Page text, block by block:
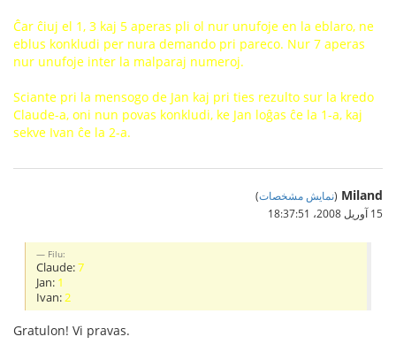
Ĉar ĉiuj el 1, 3 kaj 5 aperas pli ol nur unufoje en la eblaro, ne
eblus konkludi per nura demando pri pareco. Nur 7 aperas
nur unufoje inter la malparaj numeroj.
Sciante pri la mensogo de Jan kaj pri ties rezulto sur la kredo
Claude-a, oni nun povas konkludi, ke Jan loĝas ĉe la 1-a, kaj
sekve Ivan ĉe la 2-a.
Miland
(نمایش مشخصات)
15 آوریل 2008،‏ 18:37:51
Filu:
Claude:7
Jan: 1
Ivan:2
Gratulon! Vi pravas.